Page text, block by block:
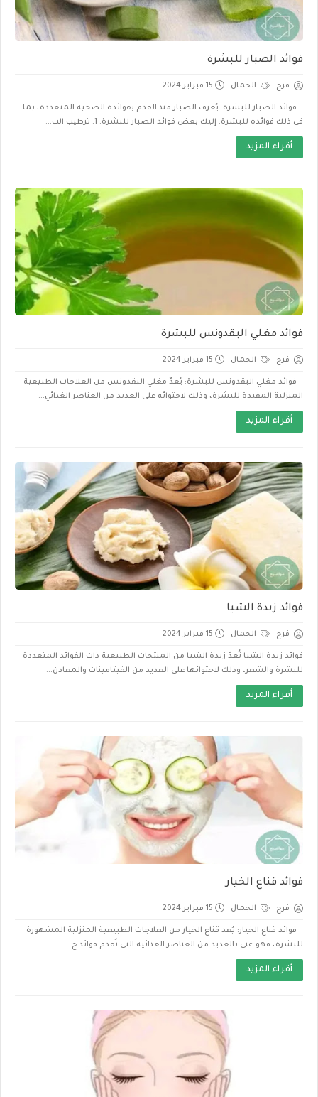
فوائد الصبار للبشرة
فرح الجمال 15 فبراير 2024
فوائد الصبار للبشرة: يُعرف الصبار منذ القدم بفوائده الصحية المتعددة، بما
في ذلك فوائده للبشرة. إليك بعض فوائد الصبار للبشرة: 1. ترطيب الب...
أقراء المزيد
فوائد مغلي البقدونس للبشرة
فرح الجمال 15 فبراير 2024
فوائد مغلي البقدونس للبشرة: يُعدّ مغلي البقدونس من العلاجات الطبيعية
المنزلية المفيدة للبشرة، وذلك لاحتوائه على العديد من العناصر الغذائي...
أقراء المزيد
فوائد زبدة الشيا
فرح الجمال 15 فبراير 2024
فوائد زبدة الشيا تُعدّ زبدة الشيا من المنتجات الطبيعية ذات الفوائد المتعددة
للبشرة والشعر، وذلك لاحتوائها على العديد من الفيتامينات والمعادن...
أقراء المزيد
فوائد قناع الخيار
فرح الجمال 15 فبراير 2024
فوائد قناع الخيار: يُعد قناع الخيار من العلاجات الطبيعية المنزلية المشهورة
للبشرة، فهو غني بالعديد من العناصر الغذائية التي تُقدم فوائد ج...
أقراء المزيد